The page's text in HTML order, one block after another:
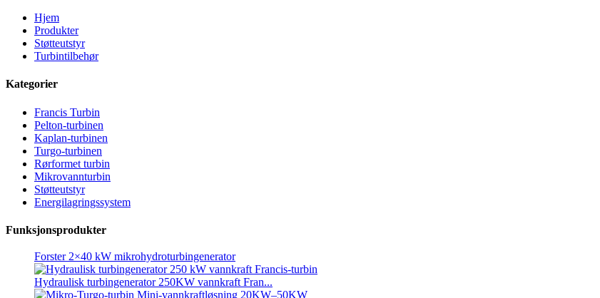
Hjem
Produkter
Støtteutstyr
Turbintilbehør
Kategorier
Francis Turbin
Pelton-turbinen
Kaplan-turbinen
Turgo-turbinen
Rørformet turbin
Mikrovannturbin
Støtteutstyr
Energilagringssystem
Funksjonsprodukter
Alternativ energi vannkraftgenerator 500KW Fra ...
Lave sivile byggekostnader Høy effektivitet Lav varme ...
20 fot 250 kWh 582 kWh litiumionbatteri i container...
Liten 10 kW 12 kW 15 kW 20 kW mikrohydrokylmotor med fast blad...
Forster 2×40 kW mikrohydroturbingenerator
Hydraulisk turbingenerator 250KW vannkraft Fran...